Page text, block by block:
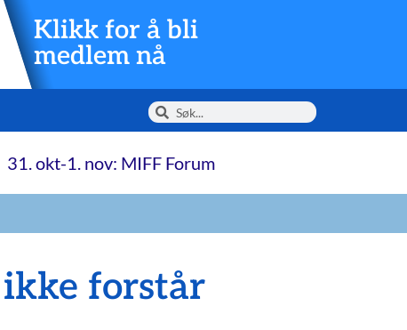
Klikk for å bli
medlem nå
31. okt-1. nov: MIFF Forum
ikke forstår